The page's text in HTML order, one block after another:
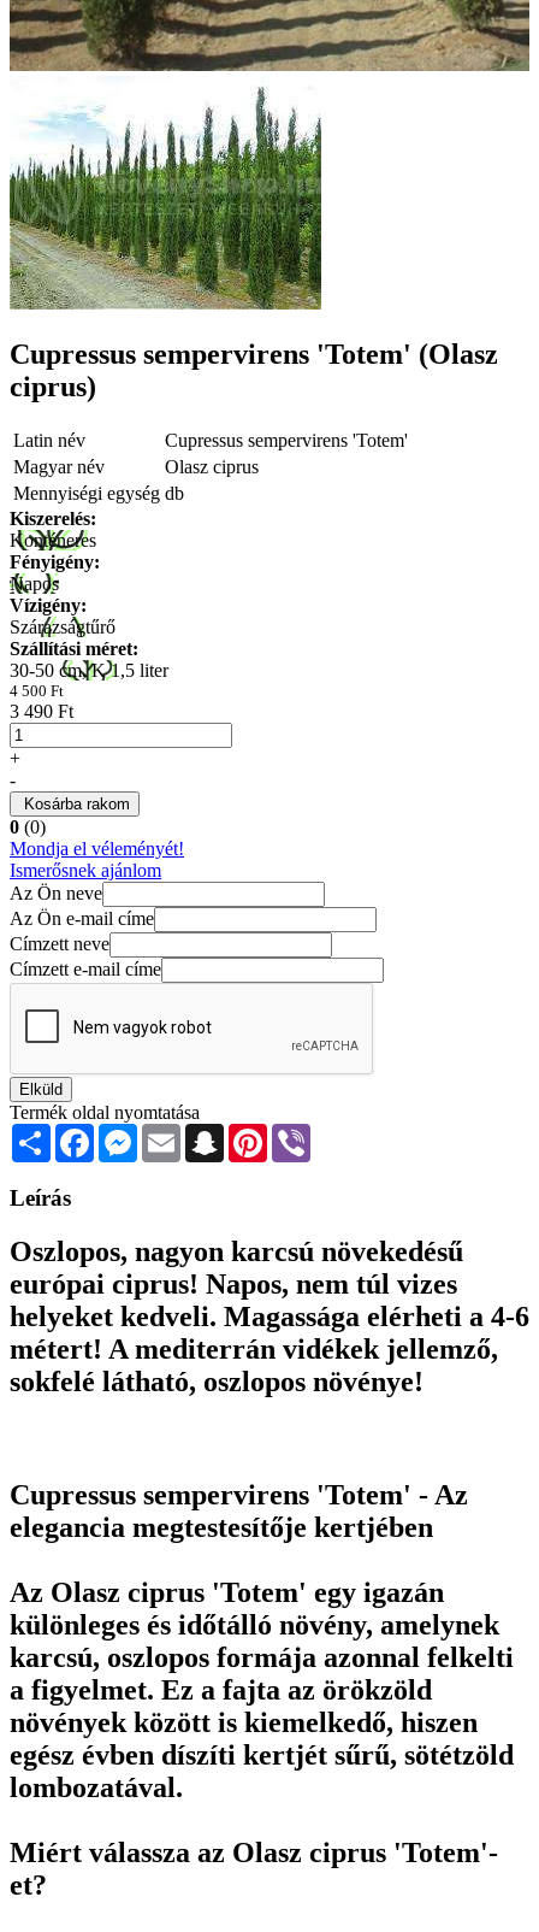
Cupressus sempervirens 'Totem' (Olasz
ciprus)
Latin név
Cupressus sempervirens 'Totem'
Magyar név
Olasz ciprus
Mennyiségi egység db
Kiszerelés:
Konténeres
Fényigény:
Napos
Vízigény:
Szárazságtűrő
Szállítási méret:
30-50 cm, K 1,5 liter
4 500 Ft
3 490 Ft
+
-
Kosárba rakom
0 (0)
Mondja el véleményét!
Ismerősnek ajánlom
Az Ön neve
Az Ön e-mail címe
Címzett neve
Címzett e-mail címe
Elküld
Termék oldal nyomtatása
Share FacebookMessenger
Email SnapchatPinterest
Leírás
Oszlopos, nagyon karcsú növekedésű
európai ciprus! Napos, nem túl vizes
helyeket kedveli. Magassága elérheti a 4-6
métert! A mediterrán vidékek jellemző,
sokfelé látható, oszlopos növénye!
Cupressus sempervirens 'Totem' - Az
elegancia megtestesítője kertjében
Az Olasz ciprus 'Totem' egy igazán
különleges és időtálló növény, amelynek
karcsú, oszlopos formája azonnal felkelti
a figyelmet. Ez a fajta az örökzöld
növények között is kiemelkedő, hiszen
egész évben díszíti kertjét sűrű, sötétzöld
lombozatával.
Miért válassza az Olasz ciprus 'Totem'-
et?